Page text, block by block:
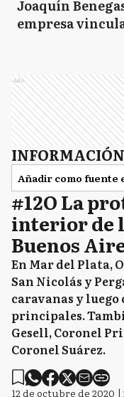
Joaquín
empresa
Ads
Añadir como fuente
#12O La
interior de
Buenos
En Mar del Plata,
San Nicolás y
caravanas y
principales.
Gesell, Coronel
Coronel Suárez.
12 de octubre de 2020 |